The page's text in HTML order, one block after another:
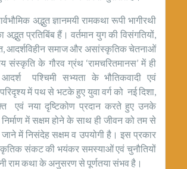
अद्भुत ज्ञानमयी रामकथा रूपी भागीरथी
प्रतिबिंब हैं। वर्तमान युग की विसंगतियों,
आदर्शविहीन समाज और असांस्कृतिक चेतनाओं
संस्कृति के गौरव ग्रंथ ‘रामचरितमानस’ में ही
पश्चिमी सभ्यता के भौतिकवादी एवं
परिदृश्य में पथ से भटके हुए युवा वर्ग को नई दिशा,
एवं नया दृष्टिकोण प्रदान करते हुए उनके
में सक्षम होने के साथ ही जीवन को तम से
में निसंदेह सक्षम व उपयोगी है। इस प्रकार
संकट की भयंकर समस्याओं एवं चुनौतियों
राम कथा के अनुसरण से पूर्णतया संभव है।